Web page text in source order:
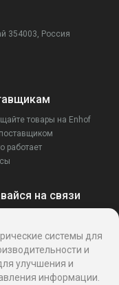
354003, Россия
товары на Enhof
работает
на связи
системы для
и
улучшения и
информации.